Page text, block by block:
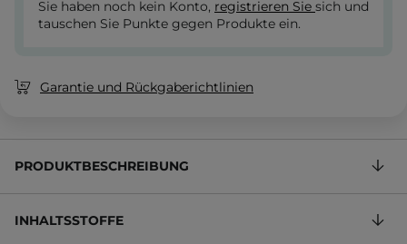
Sie haben noch kein Konto, registrieren Sie sich und
tauschen Sie Punkte gegen Produkte ein.
Garantie und Rückgaberichtlinien
PRODUKTBESCHREIBUNG
INHALTSSTOFFE